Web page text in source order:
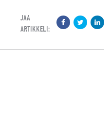
JAA
ARTIKKELI: